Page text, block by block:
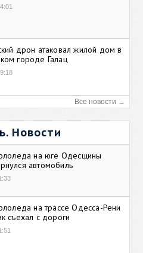
дрон атаковал жилой дом в
городе Галац
Все новости →
Новости
на юге Одесщины
автомобиль
на трассе Одесса-Рени
съехал с дороги